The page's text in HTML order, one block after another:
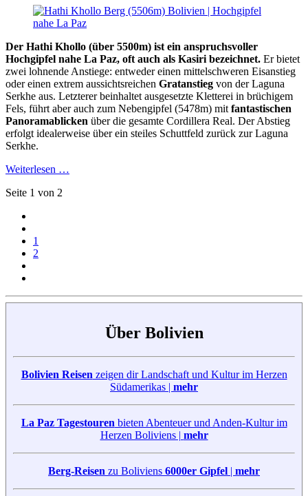
Der Hathi Khollo (über 5500m) ist ein anspruchsvoller
Hochgipfel nahe La Paz, oft auch als Kasiri bezeichnet. Er bietet
zwei lohnende Anstiege: entweder einen mittelschweren Eisanstieg
oder einen extrem aussichtsreichen Gratanstieg von der Laguna
Serkhe aus. Letzterer beinhaltet ausgesetzte Kletterei in brüchigem
Fels, führt aber auch zum Nebengipfel (5478m) mit fantastischen
Panoramablicken über die gesamte Cordillera Real. Der Abstieg
erfolgt idealerweise über ein steiles Schuttfeld zurück zur Laguna
Serkhe.
Weiterlesen …
Seite 1 von 2
1
2
Über Bolivien
Bolivien Reisen zeigen dir Landschaft und Kultur im Herzen
Südamerikas | mehr
La Paz Tagestouren bieten Abenteuer und Anden-Kultur im
Herzen Boliviens | mehr
Berg-Reisen zu Boliviens 6000er Gipfel | mehr